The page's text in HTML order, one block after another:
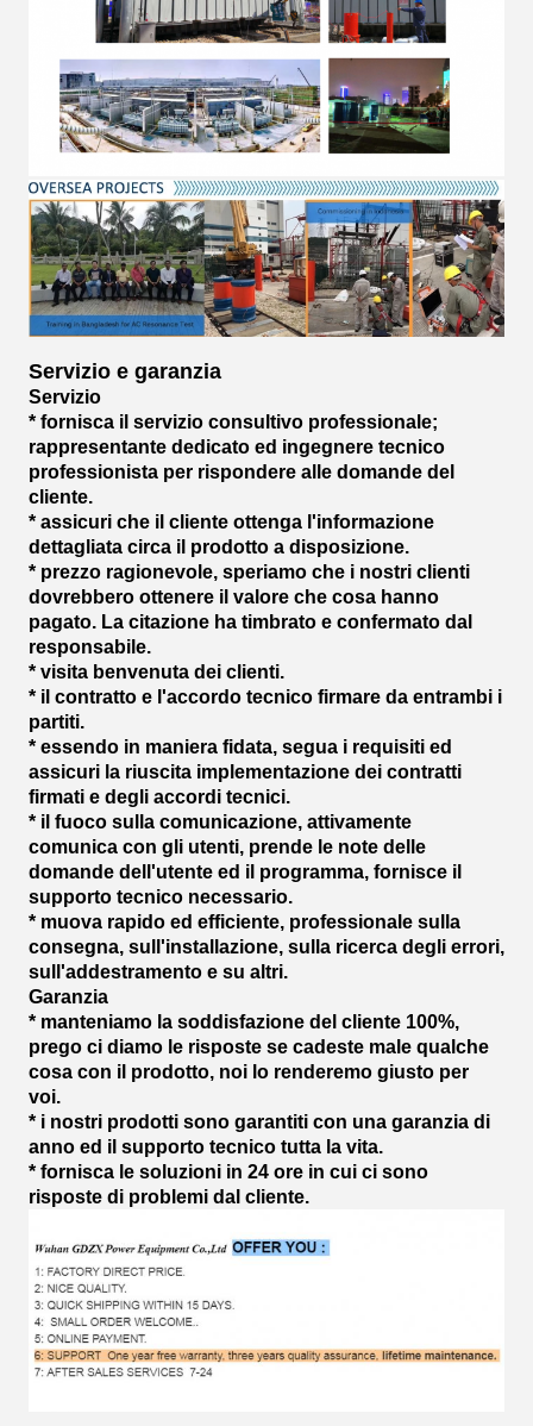
Servizio e garanzia
Servizio
* fornisca il servizio consultivo professionale;
rappresentante dedicato ed ingegnere tecnico
professionista per rispondere alle domande del
cliente.
* assicuri che il cliente ottenga l'informazione
dettagliata circa il prodotto a disposizione.
* prezzo ragionevole, speriamo che i nostri clienti
dovrebbero ottenere il valore che cosa hanno
pagato. La citazione ha timbrato e confermato dal
responsabile.
* visita benvenuta dei clienti.
* il contratto e l'accordo tecnico firmare da entrambi i
partiti.
* essendo in maniera fidata, segua i requisiti ed
assicuri la riuscita implementazione dei contratti
firmati e degli accordi tecnici.
* il fuoco sulla comunicazione, attivamente
comunica con gli utenti, prende le note delle
domande dell'utente ed il programma, fornisce il
supporto tecnico necessario.
* muova rapido ed efficiente, professionale sulla
consegna, sull'installazione, sulla ricerca degli errori,
sull'addestramento e su altri.
Garanzia
* manteniamo la soddisfazione del cliente 100%,
prego ci diamo le risposte se cadeste male qualche
cosa con il prodotto, noi lo renderemo giusto per
voi.
* i nostri prodotti sono garantiti con una garanzia di
anno ed il supporto tecnico tutta la vita.
* fornisca le soluzioni in 24 ore in cui ci sono
risposte di problemi dal cliente.